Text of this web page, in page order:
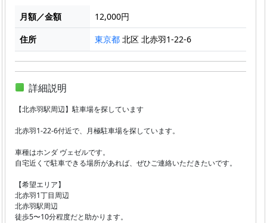
月額／金額
12,000円
住所
東京都 北区 北赤羽1-22-6
詳細説明
【北赤羽駅周辺】駐車場を探しています
北赤羽1-22-6付近で、月極駐車場を探しています。
車種はホンダ ヴェゼルです。
自宅近くで駐車できる場所があれば、ぜひご連絡いただきたいです。
【希望エリア】
北赤羽1丁目周辺
北赤羽駅周辺
徒歩5〜10分程度だと助かります。